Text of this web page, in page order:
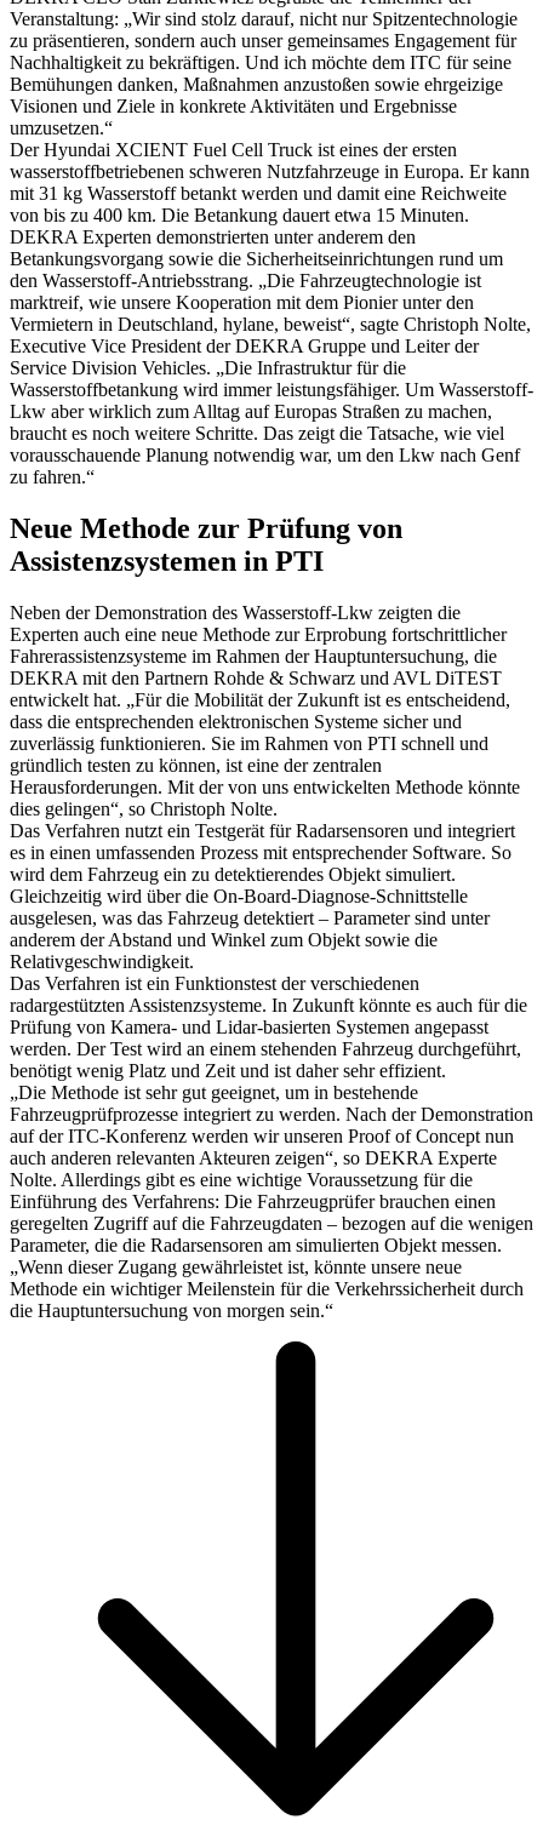
Veranstaltung: „Wir sind stolz darauf, nicht nur Spitzentechnologie
zu präsentieren, sondern auch unser gemeinsames Engagement für
Nachhaltigkeit zu bekräftigen. Und ich möchte dem ITC für seine
Bemühungen danken, Maßnahmen anzustoßen sowie ehrgeizige
Visionen und Ziele in konkrete Aktivitäten und Ergebnisse
umzusetzen.“
Der Hyundai XCIENT Fuel Cell Truck ist eines der ersten
wasserstoffbetriebenen schweren Nutzfahrzeuge in Europa. Er kann
mit 31 kg Wasserstoff betankt werden und damit eine Reichweite
von bis zu 400 km. Die Betankung dauert etwa 15 Minuten.
DEKRA Experten demonstrierten unter anderem den
Betankungsvorgang sowie die Sicherheitseinrichtungen rund um
den Wasserstoff-Antriebsstrang. „Die Fahrzeugtechnologie ist
marktreif, wie unsere Kooperation mit dem Pionier unter den
Vermietern in Deutschland, hylane, beweist“, sagte Christoph Nolte,
Executive Vice President der DEKRA Gruppe und Leiter der
Service Division Vehicles. „Die Infrastruktur für die
Wasserstoffbetankung wird immer leistungsfähiger. Um Wasserstoff-
Lkw aber wirklich zum Alltag auf Europas Straßen zu machen,
braucht es noch weitere Schritte. Das zeigt die Tatsache, wie viel
vorausschauende Planung notwendig war, um den Lkw nach Genf
zu fahren.“
Neue Methode zur Prüfung von
Assistenzsystemen in PTI
Neben der Demonstration des Wasserstoff-Lkw zeigten die
Experten auch eine neue Methode zur Erprobung fortschrittlicher
Fahrerassistenzsysteme im Rahmen der Hauptuntersuchung, die
DEKRA mit den Partnern Rohde & Schwarz und AVL DiTEST
entwickelt hat. „Für die Mobilität der Zukunft ist es entscheidend,
dass die entsprechenden elektronischen Systeme sicher und
zuverlässig funktionieren. Sie im Rahmen von PTI schnell und
gründlich testen zu können, ist eine der zentralen
Herausforderungen. Mit der von uns entwickelten Methode könnte
dies gelingen“, so Christoph Nolte.
Das Verfahren nutzt ein Testgerät für Radarsensoren und integriert
es in einen umfassenden Prozess mit entsprechender Software. So
wird dem Fahrzeug ein zu detektierendes Objekt simuliert.
Gleichzeitig wird über die On-Board-Diagnose-Schnittstelle
ausgelesen, was das Fahrzeug detektiert – Parameter sind unter
anderem der Abstand und Winkel zum Objekt sowie die
Relativgeschwindigkeit.
Das Verfahren ist ein Funktionstest der verschiedenen
radargestützten Assistenzsysteme. In Zukunft könnte es auch für die
Prüfung von Kamera- und Lidar-basierten Systemen angepasst
werden. Der Test wird an einem stehenden Fahrzeug durchgeführt,
benötigt wenig Platz und Zeit und ist daher sehr effizient.
„Die Methode ist sehr gut geeignet, um in bestehende
Fahrzeugprüfprozesse integriert zu werden. Nach der Demonstration
auf der ITC-Konferenz werden wir unseren Proof of Concept nun
auch anderen relevanten Akteuren zeigen“, so DEKRA Experte
Nolte. Allerdings gibt es eine wichtige Voraussetzung für die
Einführung des Verfahrens: Die Fahrzeugprüfer brauchen einen
geregelten Zugriff auf die Fahrzeugdaten – bezogen auf die wenigen
Parameter, die die Radarsensoren am simulierten Objekt messen.
„Wenn dieser Zugang gewährleistet ist, könnte unsere neue
Methode ein wichtiger Meilenstein für die Verkehrssicherheit durch
die Hauptuntersuchung von morgen sein.“